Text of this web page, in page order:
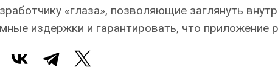
«глаза», позволяющие заглянуть
издержки и гарантировать, что приложение